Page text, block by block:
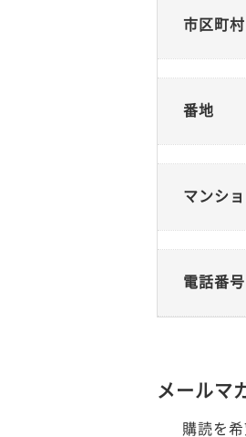
市区町村
番地
マンシ
電話番
メールマ
購読を